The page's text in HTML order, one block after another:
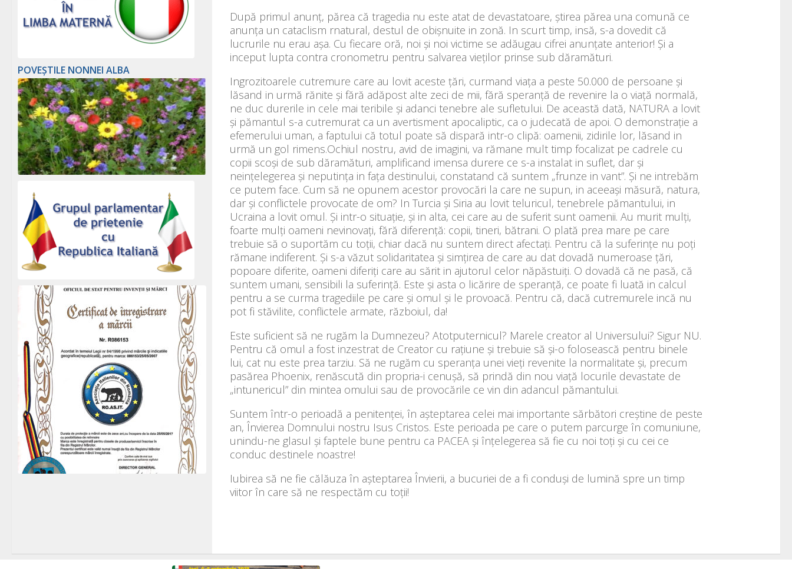
După primul anunț, părea că tragedia nu este atat de devastatoare, știrea părea una comună ce
anunța un cataclism rnatural, destul de obișnuite in zonă. In scurt timp, insă, s-a dovedit că
lucrurile nu erau așa. Cu fiecare oră, noi și noi victime se adăugau cifrei anunțate anterior! Și a
inceput lupta contra cronometru pentru salvarea vieților prinse sub dăramături.
Ingrozitoarele cutremure care au lovit aceste țări, curmand viața a peste 50.000 de persoane și
lăsand in urmă rănite și fără adăpost alte zeci de mii, fără speranță de revenire la o viață normală,
ne duc durerile in cele mai teribile și adanci tenebre ale sufletului. De această dată, NATURA a lovit
și pămantul s-a cutremurat ca un avertisment apocaliptic, ca o judecată de apoi. O demonstrație a
efemerului uman, a faptului că totul poate să dispară intr-o clipă: oamenii, zidirile lor, lăsand in
urmă un gol rimens.Ochiul nostru, avid de imagini, va rămane mult timp focalizat pe cadrele cu
copii scoși de sub dăramături, amplificand imensa durere ce s-a instalat in suflet, dar și
neințelegerea și neputința in fața destinului, constatand că suntem „frunze in vant”. Și ne intrebăm
ce putem face. Cum să ne opunem acestor provocări la care ne supun, in aceeași măsură, natura,
dar și conflictele provocate de om? In Turcia și Siria au lovit teluricul, tenebrele pămantului, in
Ucraina a lovit omul. Și intr-o situație, și in alta, cei care au de suferit sunt oamenii. Au murit mulți,
foarte mulți oameni nevinovați, fără diferență: copii, tineri, bătrani. O plată prea mare pe care
trebuie să o suportăm cu toții, chiar dacă nu suntem direct afectați. Pentru că la suferințe nu poți
rămane indiferent. Și s-a văzut solidaritatea și simțirea de care au dat dovadă numeroase țări,
popoare diferite, oameni diferiți care au sărit in ajutorul celor năpăstuiți. O dovadă că ne pasă, că
suntem umani, sensibili la suferință. Este și asta o licărire de speranță, ce poate fi luată in calcul
pentru a se curma tragediile pe care și omul și le provoacă. Pentru că, dacă cutremurele incă nu
pot fi stăvilite, conflictele armate, războiul, da!
Este suficient să ne rugăm la Dumnezeu? Atotputernicul? Marele creator al Universului? Sigur NU.
Pentru că omul a fost inzestrat de Creator cu rațiune și trebuie să și-o folosească pentru binele
lui, cat nu este prea tarziu. Să ne rugăm cu speranța unei vieți revenite la normalitate și, precum
pasărea Phoenix, renăscută din propria-i cenușă, să prindă din nou viață locurile devastate de
„intunericul” din mintea omului sau de provocările ce vin din adancul pămantului.
Suntem într-o perioadă a penitenței, în așteptarea celei mai importante sărbători creștine de peste
an, Învierea Domnului nostru Isus Cristos. Este perioada pe care o putem parcurge în comuniune,
unindu-ne glasul și faptele bune pentru ca PACEA și înțelegerea să fie cu noi toți și cu cei ce
conduc destinele noastre!
Iubirea să ne fie călăuza în așteptarea Învierii, a bucuriei de a fi conduși de lumină spre un timp
viitor în care să ne respectăm cu toții!
POVEȘTILE NONNEI ALBA